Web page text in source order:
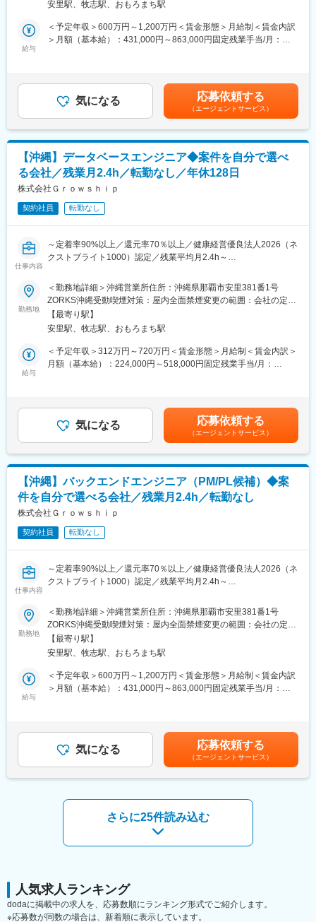
ア相談についても営業担当が伴走し、スキルアップや次のキャリ
■プロジェクト例：
・大規模仮想化基盤のHCI導入・リプレイス（VMware／
Nutanix）…老朽化した3Tier構成をHCIへ刷新し、ボトルネック解
消に向けたサイジングやストレージIO最適化設計を行います。
変更の範囲：会社の定める業務
務、メンバーの育成・指導もお任せします。テックリードをご希
望の場合、テックリードとしての業務をお願いいたします。
Web・業務系システム、アプリ開発、AI関連など、1,000社以上の
■事業基盤の安定性
当社の案件の約7割は大手一次請けSIer案件となっており、安定し
た受注基盤を確立しています。顧客からの紹介による案件拡大も
■働きやすい環境
営業担当が月1回、エンジニアと現場双方へヒアリングを実施し、
現場での評価や課題、今後のキャリアについて共有します。常駐
先でも孤立することなく、安心して働ける環境です。また、基本
的に残業が多くなる案件を受けないため、残業時間も月平均2.4時
間と非常に少ない環境です。さらに3カ月に1回の全社アンケート
を実施し、社員の声を制度へ反映しているため、Udemy導入、在
宅勤務手当なども社員の要望から1年以内に実現しています。
年1回の定期昇給に加え、案件単価の向上や成果に応じた昇給も実
施しており、入社半年で3～12％の昇給実績もあります。キャリ
ア相談についても営業担当が伴走し、スキルアップや次のキャリ
ア形成をサポートします。
■プロジェクト例：
◇大手金融機関向け基幹システムクラウド移行（Java／Spring
◇官公庁・自治体向けシステム標準化対応（Java／ガバメントク
ラウド）
└政府が進める「自治体システム標準化」プロジェクトにおい
て、高いセキュリティ要件を満たしつつ、業務効率化を実現する
住民情報システムを構築します。
変更の範囲：会社の定める業務
安里駅、牧志駅、おもろまち駅
給与
＜予定年収＞600万円～1,200万円＜賃金形態＞月給制＜賃金内訳
＞月額（基本給）：431,000円～863,000円固定残業手当/月：
でも目安の金額であり、選考を通じて上下する可能性がありま
す。月給(月額)は固定手当を含めた表記です。
気になる 応募依頼する
（エージェントサービス）
【沖縄】データベースエンジニア◆案件を自分で選べ
る会社／残業月2.4h／転勤なし／年休128日
株式会社Ｇｒｏｗｓｈｉｐ
契約社員 転勤なし
仕事内容
～定着率90%以上／還元率70％以上／健康経営優良法人2026（ネ
クストブライト1000）認定／残業平均月2.4h～
■業務内容：
当社のデータベースエンジニアとして、キャリアの方向性と働き
方の希望を踏まえ、最適なプロジェクトに携わっていただきま
す。
Web・業務系システム、アプリ開発、AI関連など、1,000社以上の
取引先・常時1,000件超のプロジェクトの中から担当する案件を一
緒に決めていきます。
た受注基盤を確立しています。顧客からの紹介による案件拡大も
多く、高い定着率と長期的な信頼関係が継続的な案件獲得につな
営業担当が月1回、エンジニアと現場双方へヒアリングを実施し、
現場での評価や課題、今後のキャリアについて共有します。常駐
先でも孤立することなく、安心して働ける環境です。また、基本
的に残業が多くなる案件を受けないため、残業時間も月平均2.4時
間と非常に少ない環境です。さらに3カ月に1回の全社アンケート
を実施し、社員の声を制度へ反映しているため、Udemy導入、在
宅勤務手当なども社員の要望から1年以内に実現しています。
■評価・キャリア支援
年1回の定期昇給に加え、案件単価の向上や成果に応じた昇給も実
ア相談についても営業担当が伴走し、スキルアップや次のキャリ
ア形成をサポートします。
■プロジェクト例：
／DMS／SCT）
└オンプレミスのOracle DBをAmazon Auroraへ移行し、スキーマ
└数億レコード規模のDBで、スロークエリ解析や実行計画の見直
し、インデックス再設計を行い、レスポンスを大幅に改善しま
す。
DynamoDB）
└トラフィック増に対応するため、KVSキャッシュ層やドキュメ
ント型DBを導入し、RDBMSの負荷分散と高速化を実現します。
勤務地
＜勤務地詳細＞沖縄営業所住所：沖縄県那覇市安里381番1号
ZORKS沖縄受動喫煙対策：屋内全面禁煙変更の範囲：会社の定め
る事業所（リモートワーク含む）
【最寄り駅】
安里駅、牧志駅、おもろまち駅
給与
＜予定年収＞312万円～720万円＜賃金形態＞月給制＜賃金内訳＞
月額（基本給）：224,000円～518,000円固定残業手当/月：
目安の金額であり、選考を通じて上下する可能性があります。月
給(月額)は固定手当を含めた表記です。
気になる 応募依頼する
（エージェントサービス）
【沖縄】バックエンドエンジニア（PM/PL候補）◆案
件を自分で選べる会社／残業月2.4h／転勤なし
株式会社Ｇｒｏｗｓｈｉｐ
契約社員 転勤なし
仕事内容
～定着率90%以上／還元率70％以上／健康経営優良法人2026（ネ
クストブライト1000）認定／残業平均月2.4h～
■業務内容：
バックエンドエンジニアとして、開発プロジェクトに携わってい
ただきます。関係部署との要件調整、コスト管理、マネジメント
業務、メンバーの育成や指導もご担当いただきます。テックリー
ドをご希望の場合、テックリードとしての業務をお願いいたしま
す。
Web/業務系システム、アプリ開発、AI関連など、1,000社以上の
■事業基盤の安定性
当社の案件の約7割は大手一次請けSIer案件となっており、安定し
がっています。
■働きやすい環境
営業担当が月1回、エンジニアと現場双方へヒアリングを実施し、
現場での評価や課題、今後のキャリアについて共有します。常駐
間と非常に少ない環境です。さらに3カ月に1回の全社アンケート
を実施し、社員の声を制度へ反映しているため、Udemy導入、在
宅勤務手当なども社員の要望から1年以内に実現しています。
勤務地
＜勤務地詳細＞沖縄営業所住所：沖縄県那覇市安里381番1号
ZORKS沖縄受動喫煙対策：屋内全面禁煙変更の範囲：会社の定め
る事業所（リモートワーク含む）
【最寄り駅】
安里駅、牧志駅、おもろまち駅
給与
＜予定年収＞600万円～1,200万円＜賃金形態＞月給制＜賃金内訳
＞月額（基本給）：431,000円～863,000円固定残業手当/月：
でも目安の金額であり、選考を通じて上下する可能性がありま
す。月給(月額)は固定手当を含めた表記です。
気になる 応募依頼する
（エージェントサービス）
さらに25件読み込む
人気求人ランキング
dodaに掲載中の求人を、応募数順にランキング形式でご紹介します。
※応募数が同数の場合は、新着順に表示しています。